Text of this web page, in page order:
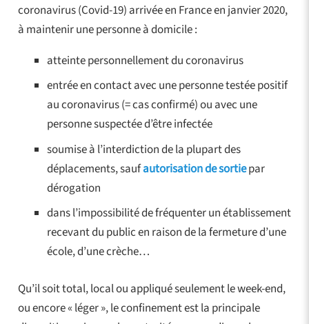
coronavirus (Covid-19) arrivée en France en janvier 2020,
à maintenir une personne à domicile :
atteinte personnellement du coronavirus
entrée en contact avec une personne testée positif
au coronavirus (= cas confirmé) ou avec une
personne suspectée d’être infectée
soumise à l’interdiction de la plupart des
déplacements, saufautorisation de sortiepar
dérogation
dans l’impossibilité de fréquenter un établissement
recevant du public en raison de la fermeture d’une
école, d’une crèche…
Qu’il soit total, local ou appliqué seulement le week-end,
ou encore « léger », le confinement est la principale